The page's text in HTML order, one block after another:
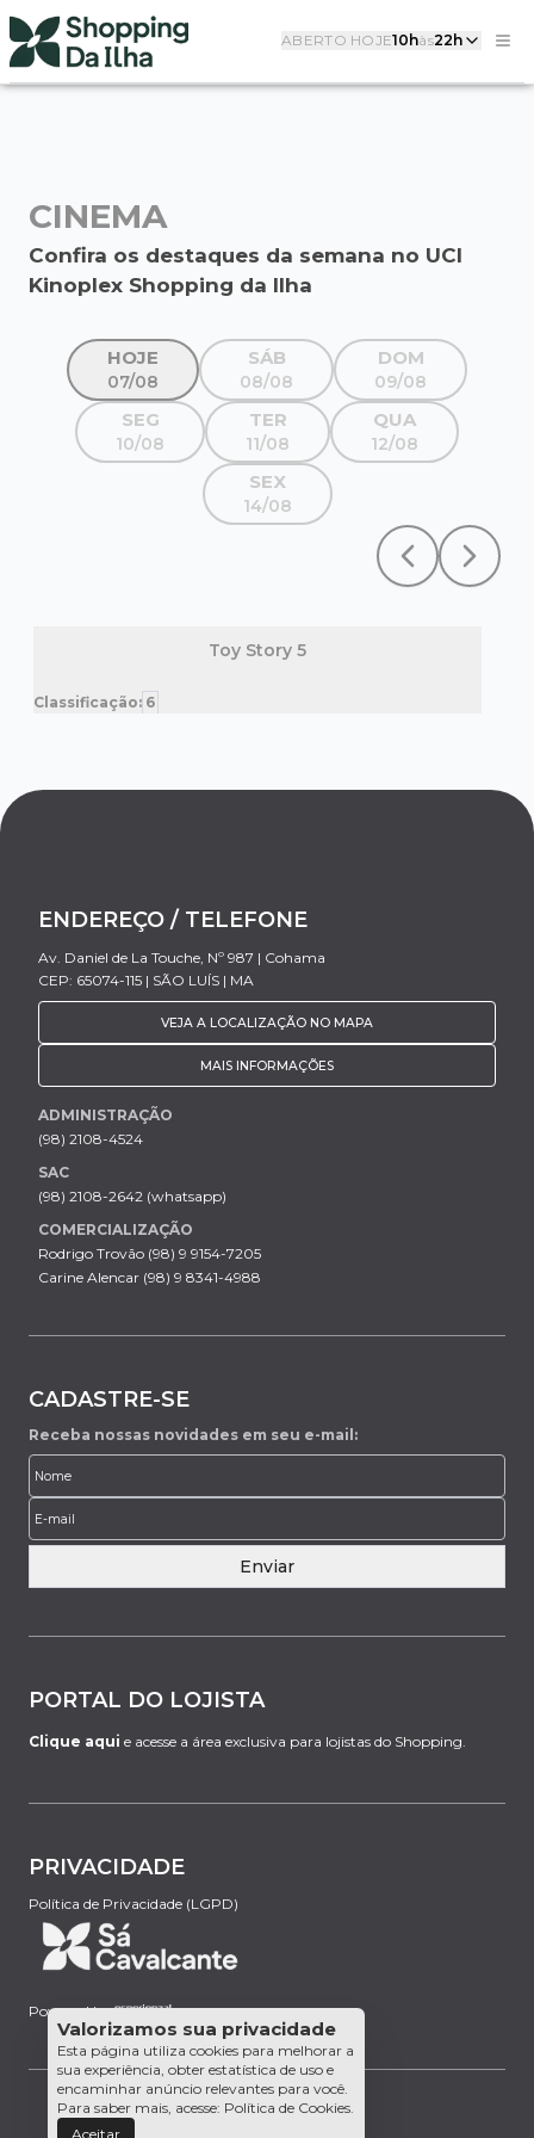
ABERTO HOJE10hàs22h
CINEMA
Confira os destaques da semana no UCI
Kinoplex Shopping da Ilha
HOJE
07/08
SÁB
08/08
DOM
09/08
SEG
10/08
TER
11/08
QUA
12/08
SEX
14/08
Previous slide
Next
Toy Story 5
Classificação: 6
ENDEREÇO / TELEFONE
Av. Daniel de La Touche, Nº 987 | Cohama
CEP: 65074-115 | SÃO LUÍS | MA
VEJA A LOCALIZAÇÃO NO MAPA
MAIS INFORMAÇÕES
ADMINISTRAÇÃO
(98) 2108-4524
SAC
(98) 2108-2642 (whatsapp)
COMERCIALIZAÇÃO
Rodrigo Trovão (98) 9 9154-7205
Carine Alencar (98) 9 8341-4988
CADASTRE-SE
Receba nossas novidades em seu e-mail:
Enviar
PORTAL DO LOJISTA
Clique aqui e acesse a área exclusiva para lojistas do Shopping.
PRIVACIDADE
Política de Privacidade (LGPD)
Powered by:
Valorizamos sua privacidade
Esta página utiliza cookies para melhorar a
sua experiência, obter estatística de uso e
encaminhar anúncio relevantes para você.
Para saber mais, acesse: Política de Cookies.
Aceitar